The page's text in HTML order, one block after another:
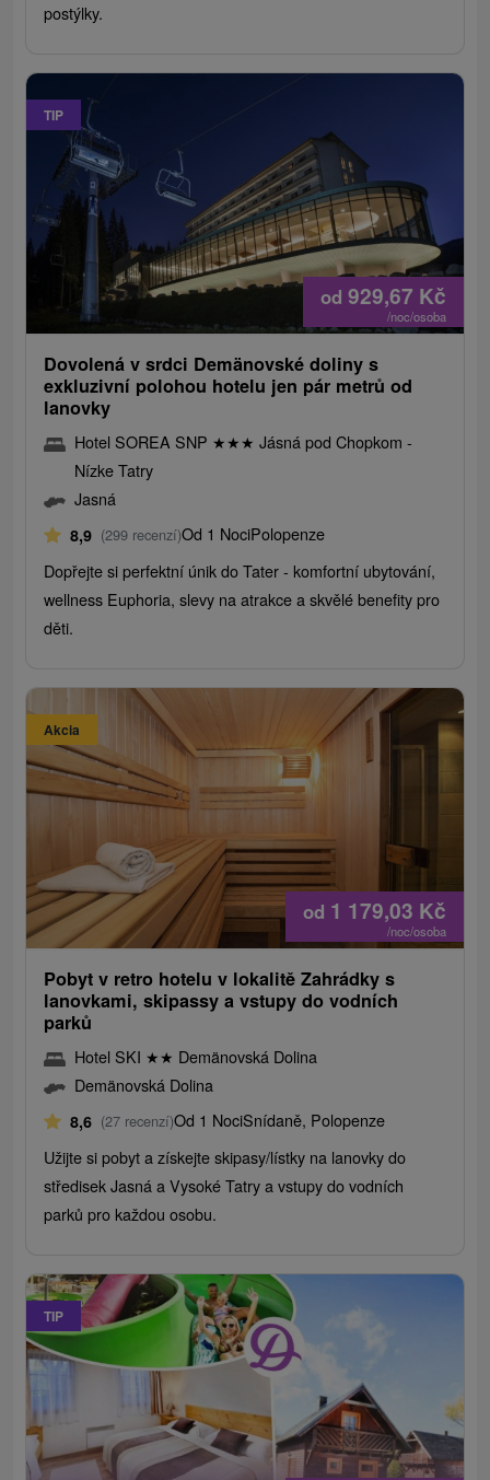
postýlky.
TIP
od 929,67 Kč
/noc/osoba
Dovolená v srdci Demänovské doliny s
exkluzivní polohou hotelu jen pár metrů od
lanovky
Hotel SOREA SNP ★★★ Jásná pod Chopkom -
Nízke Tatry
Jasná
8,9 (299 recenzí)Od 1 NociPolopenze
Dopřejte si perfektní únik do Tater - komfortní ubytování,
wellness Euphoria, slevy na atrakce a skvělé benefity pro
děti.
Akcia
od 1 179,03 Kč
/noc/osoba
Pobyt v retro hotelu v lokalitě Zahrádky s
lanovkami, skipassy a vstupy do vodních
parků
Hotel SKI ★★ Demänovská Dolina
Demänovská Dolina
8,6 (27 recenzí)Od 1 NociSnídaně, Polopenze
Užijte si pobyt a získejte skipasy/lístky na lanovky do
středisek Jasná a Vysoké Tatry a vstupy do vodních
parků pro každou osobu.
TIP